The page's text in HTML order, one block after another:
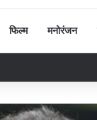
फिल्म मनोरंजन